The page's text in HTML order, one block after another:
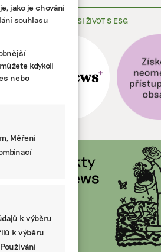
jako je chování
souhlasu
kdykoli
nebo
Měření
k výběru
k výběru
ZJEDNODUŠTE SI ŽIVOT S ESG